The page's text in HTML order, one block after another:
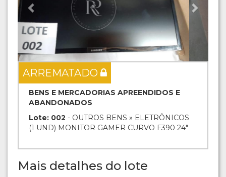
ARREMATADO
BENS E MERCADORIAS APREENDIDOS E
ABANDONADOS
Lote: 002 - OUTROS BENS » ELETRÔNICOS
(1 UND) MONITOR GAMER CURVO F390 24"
Mais detalhes do lote